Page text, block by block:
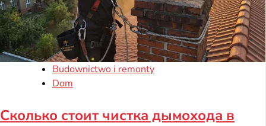
Budownictwo i remonty
Dom
Сколько стоит чистка дымохода в